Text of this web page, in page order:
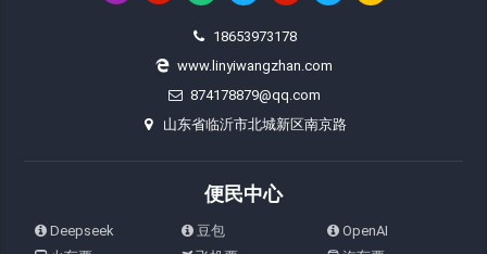
18653973178
www.linyiwangzhan.com
874178879@qq.com
山东省临沂市北城新区南京路
便民中心
Deepseek 豆包
OpenAI